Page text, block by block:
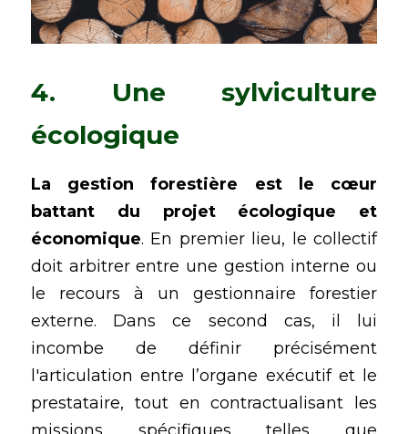
4. Une sylviculture
écologique
La gestion forestière est le cœur
battant du projet écologique et
économique. En premier lieu, le collectif
doit arbitrer entre une gestion interne ou
le recours à un gestionnaire forestier
externe. Dans ce second cas, il lui
incombe de définir précisément
l'articulation entre l’organe exécutif et le
prestataire, tout en contractualisant les